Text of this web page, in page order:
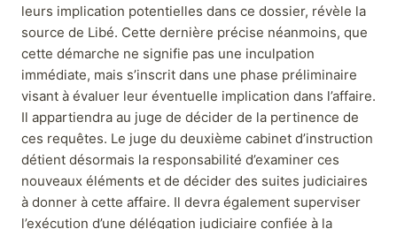
leurs implication potentielles dans ce dossier, révèle la
source de Libé. Cette dernière précise néanmoins, que
cette démarche ne signifie pas une inculpation
immédiate, mais s’inscrit dans une phase préliminaire
visant à évaluer leur éventuelle implication dans l’affaire.
Il appartiendra au juge de décider de la pertinence de
ces requêtes. Le juge du deuxième cabinet d’instruction
détient désormais la responsabilité d’examiner ces
nouveaux éléments et de décider des suites judiciaires
à donner à cette affaire. Il devra également superviser
l’exécution d’une délégation judiciaire confiée à la